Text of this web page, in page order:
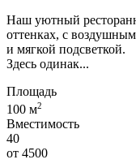
Наш уютный
оттенках, с
и мягкой подсветкой.
Здесь одинак...
Площадь
100 м2
Вместимость
40
от 4500